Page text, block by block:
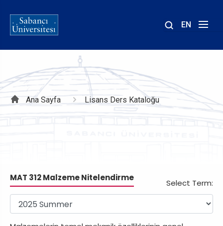
EN
Sayfa
Ana Sayfa Lisans Ders Kataloğu
MAT 312 Malzeme Nitelendirme
Select Term: